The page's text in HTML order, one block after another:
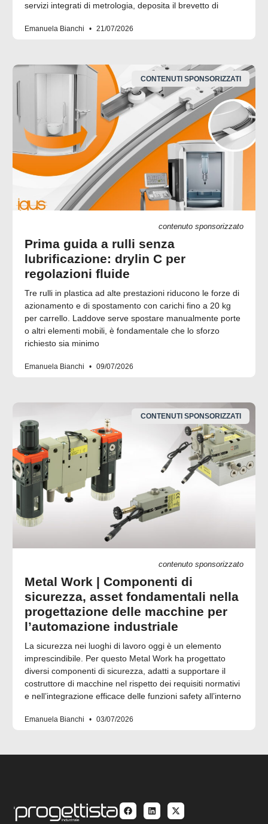
servizi integrati di metrologia, deposita il brevetto di
Emanuela Bianchi 21/07/2026
CONTENUTI SPONSORIZZATI
contenuto sponsorizzato
Prima guida a rulli senza
lubrificazione: drylin C per
regolazioni fluide
Tre rulli in plastica ad alte prestazioni riducono le forze di
azionamento e di spostamento con carichi fino a 20 kg
per carrello. Laddove serve spostare manualmente porte
o altri elementi mobili, è fondamentale che lo sforzo
richiesto sia minimo
Emanuela Bianchi 09/07/2026
CONTENUTI SPONSORIZZATI
contenuto sponsorizzato
Metal Work | Componenti di
sicurezza, asset fondamentali nella
progettazione delle macchine per
l’automazione industriale
La sicurezza nei luoghi di lavoro oggi è un elemento
imprescindibile. Per questo Metal Work ha progettato
diversi componenti di sicurezza, adatti a supportare il
costruttore di macchine nel rispetto dei requisiti normativi
e nell’integrazione efficace delle funzioni safety all’interno
Emanuela Bianchi 03/07/2026